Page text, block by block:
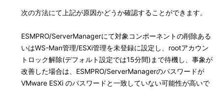
次の方法にて上記が原因かどうか確認することができます。
ESMPRO/ServerManagerにて対象コンポーネントの削除ある
いはWS-Man管理/ESXi管理を未登録に設定し、rootアカウン
トロック解除(デフォルト設定では15分間)まで待機し、事象が
改善した場合は、ESMPRO/ServerManagerのパスワードが
VMware ESXi のパスワードと一致していない可能性が高いで